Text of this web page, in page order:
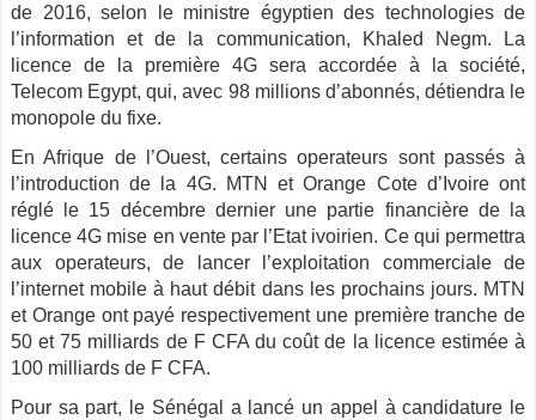
de 2016, selon le ministre égyptien des technologies de
l’information et de la communication, Khaled Negm. La
licence de la première 4G sera accordée à la société,
Telecom Egypt, qui, avec 98 millions d’abonnés, détiendra le
monopole du fixe.
En Afrique de l’Ouest, certains operateurs sont passés à
l’introduction de la 4G. MTN et Orange Cote d’Ivoire ont
réglé le 15 décembre dernier une partie financière de la
licence 4G mise en vente par l’Etat ivoirien. Ce qui permettra
aux operateurs, de lancer l’exploitation commerciale de
l’internet mobile à haut débit dans les prochains jours. MTN
et Orange ont payé respectivement une première tranche de
50 et 75 milliards de F CFA du coût de la licence estimée à
100 milliards de F CFA.
Pour sa part, le Sénégal a lancé un appel à candidature le